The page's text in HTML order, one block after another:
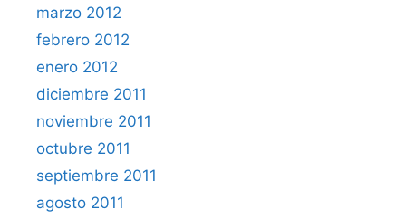
marzo 2012
febrero 2012
enero 2012
diciembre 2011
noviembre 2011
octubre 2011
septiembre 2011
agosto 2011